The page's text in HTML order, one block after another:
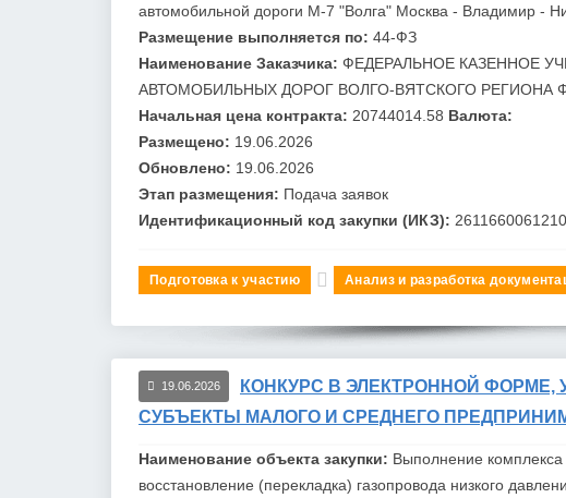
автомобильной дороги М-7 "Волга" Москва - Владимир -
Размещение выполняется по: 44-ФЗ
Наименование Заказчика: ФЕДЕРАЛЬНОЕ КАЗЕННОЕ
АВТОМОБИЛЬНЫХ ДОРОГ ВОЛГО-ВЯТСКОГО РЕГИОНА
Начальная цена контракта: 20744014.58 Валюта:
Размещено: 19.06.2026
Обновлено: 19.06.2026
Этап размещения: Подача заявок
Идентификационный код закупки (ИКЗ):
Подготовка к участию Анализ и разработка
19.06.2026
КОНКУРС В ЭЛЕКТРОННОЙ ФОРМЕ,
СУБЪЕКТЫ МАЛОГО И СРЕДНЕГО
Наименование объекта закупки: Выполнение
восстановление (перекладка) газопровода низкого